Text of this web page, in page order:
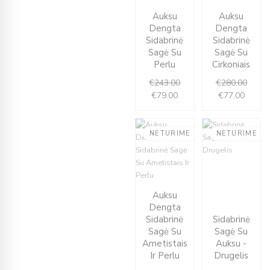
Auksu
Dengta
Sidabrinė
Sagė Su
Perlu
€243.00
was:
€243.00.
€79.00
is:
€79.00.
Auksu
Dengta
Sidabrinė
Sagė Su
Cirkoniais
€280.00
was:
€77.00
is:
NETURIME
Auksu
Dengta
Sidabrinė
Sagė Su
Ametistais
Ir Perlu
was:
€210.00.
is:
€58.00.
NETURIME
Sidabrinė
Sagė Su
Auksu -
Drugelis